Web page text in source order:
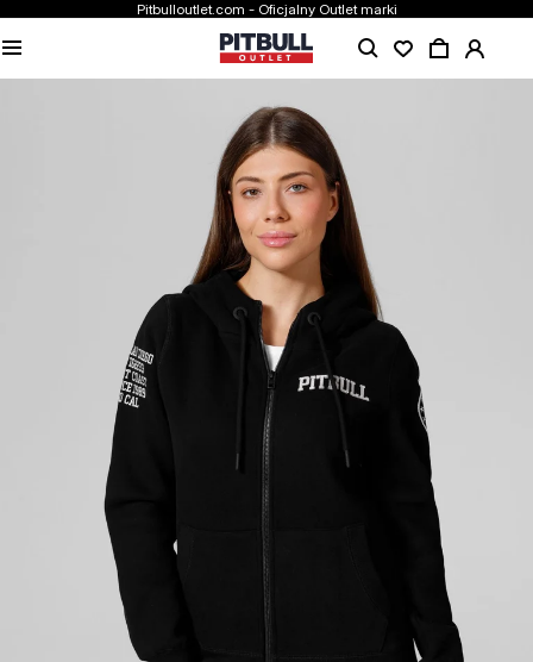
Pitbulloutlet.com - Oficjalny Outlet marki